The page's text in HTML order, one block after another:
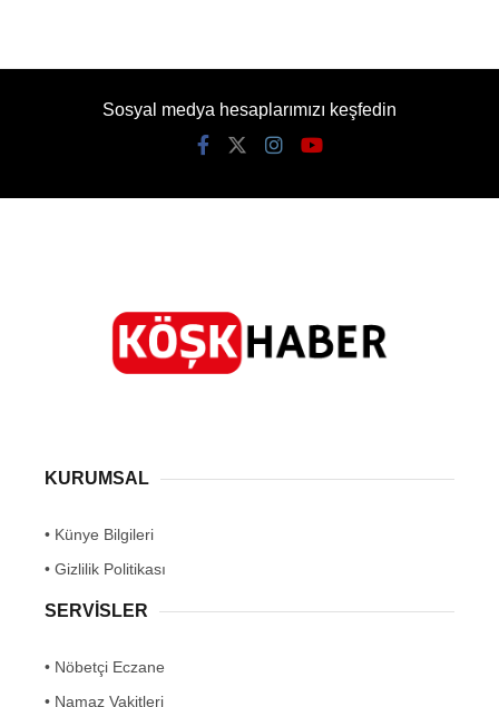
Sosyal medya hesaplarımızı keşfedin
KURUMSAL
• Künye Bilgileri
• Gizlilik Politikası
SERVİSLER
• Nöbetçi Eczane
• Namaz Vakitleri